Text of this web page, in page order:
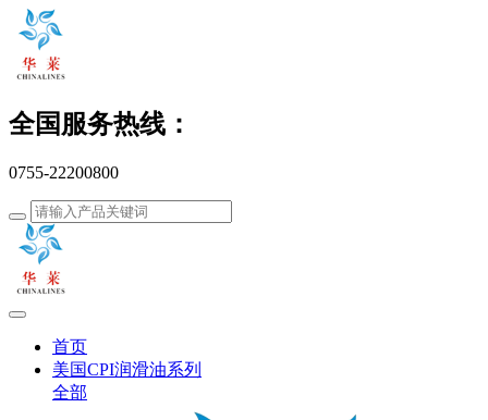
全国服务热线：
0755-22200800
首页
美国CPI润滑油系列
全部